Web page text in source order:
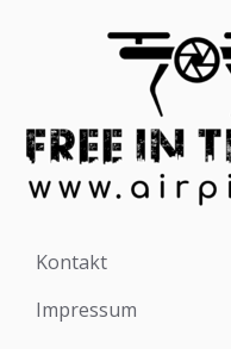
Kontakt
Impressum